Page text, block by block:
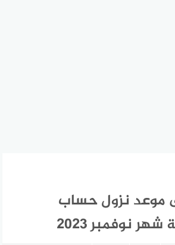
موعد نزول حساب
نوفمبر 2023